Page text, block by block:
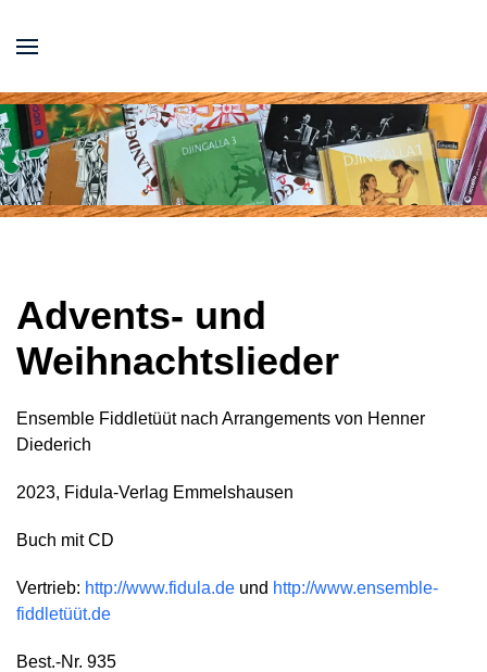
Advents- und
Weihnachtslieder
Ensemble Fiddletüüt nach Arrangements von Henner
Diederich
2023, Fidula-Verlag Emmelshausen
Buch mit CD
Vertrieb: http://www.fidula.de und http://www.ensemble-
fiddletüüt.de
Best.-Nr. 935